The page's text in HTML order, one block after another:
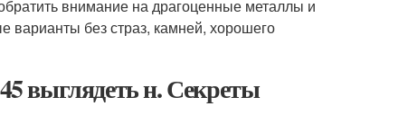
внимание на драгоценные металлы и
варианты без страз, камней, хорошего
выглядеть н. Секреты